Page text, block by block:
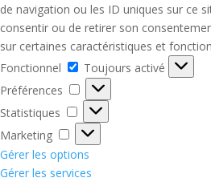
de navigation ou les ID uniques sur ce
consentir ou de retirer son
sur certaines caractéristiques et
Fonctionnel
Fonctionnel
Toujours activé
Préférences
Préférences
Statistiques
Statistiques
Marketing
Marketing
Gérer les options
Gérer les services